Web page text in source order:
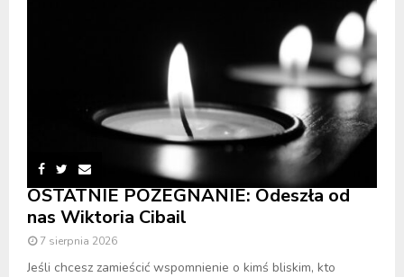
OSTATNIE POŻEGNANIE: Odeszła od
nas Wiktoria Cibail
7 sierpnia 2026
Jeśli chcesz zamieścić wspomnienie o kimś bliskim, kto